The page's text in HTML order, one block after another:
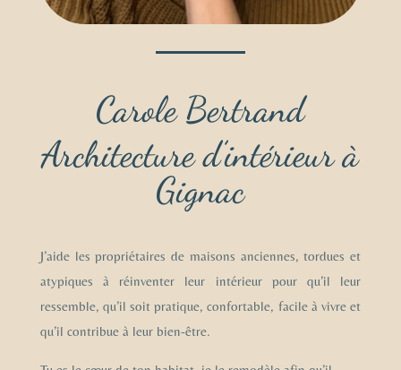
Carole Bertrand
Architecture d’intérieur à
Gignac
J’aide les propriétaires de maisons anciennes, tordues et
atypiques à réinventer leur intérieur pour qu’il leur
ressemble, qu’il soit pratique, confortable, facile à vivre et
qu’il contribue à leur bien-être.